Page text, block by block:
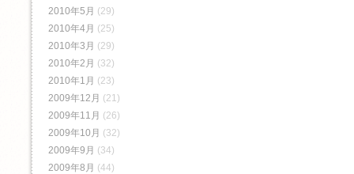
2010年5月 (29)
2010年4月 (25)
2010年3月 (29)
2010年2月 (32)
2010年1月 (23)
2009年12月 (21)
2009年11月 (26)
2009年10月 (32)
2009年9月 (34)
2009年8月 (44)